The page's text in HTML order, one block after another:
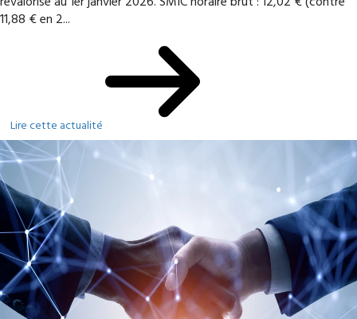
11,88 € en 2...
Lire cette actualité